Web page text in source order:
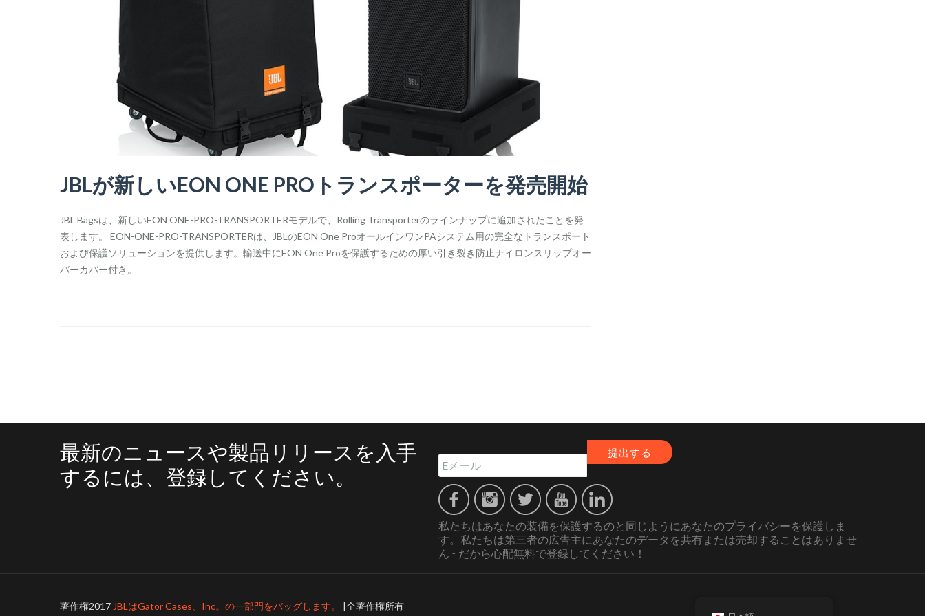
JBLが新しいEON ONE PROトランスポーターを発売開始
JBL Bagsは、新しいEON ONE-PRO-TRANSPORTERモデルで、Rolling Transporterのラインナップに追加されたことを発
表します。 EON-ONE-PRO-TRANSPORTERは、JBLのEON One ProオールインワンPAシステム用の完全なトランスポート
および保護ソリューションを提供します。輸送中にEON One Proを保護するための厚い引き裂き防止ナイロンスリップオー
バーカバー付き。
最新のニュースや製品リリースを入手
するには、登録してください。
私たちはあなたの装備を保護するのと同じようにあなたのプライバシーを保護しま
す。私たちは第三者の広告主にあなたのデータを共有または売却することはありませ
ん - だから心配無料で登録してください！
著作権2017 JBLはGator Cases、Inc。の一部門をバッグします。 |全著作権所有